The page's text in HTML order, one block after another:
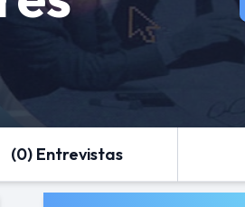
(0) Entrevistas